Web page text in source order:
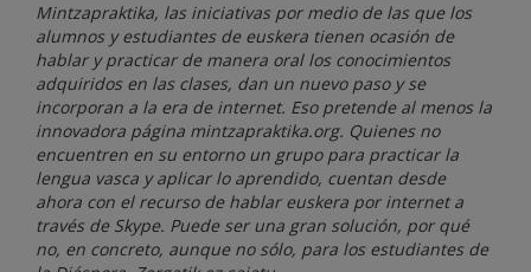
Mintzapraktika, las iniciativas por medio de las que los
alumnos y estudiantes de euskera tienen ocasión de
hablar y practicar de manera oral los conocimientos
adquiridos en las clases, dan un nuevo paso y se
incorporan a la era de internet. Eso pretende al menos la
innovadora página mintzapraktika.org. Quienes no
encuentren en su entorno un grupo para practicar la
lengua vasca y aplicar lo aprendido, cuentan desde
ahora con el recurso de hablar euskera por internet a
través de Skype. Puede ser una gran solución, por qué
no, en concreto, aunque no sólo, para los estudiantes de